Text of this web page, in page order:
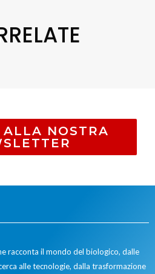
NOSTRA
racconta il mondo del biologico, dalle
alle tecnologie, dalla trasformazione